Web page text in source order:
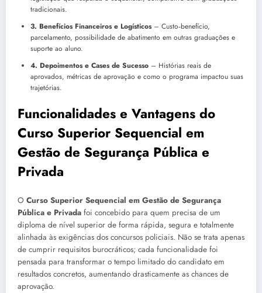
tradicionais.
3. Benefícios Financeiros e Logísticos– Custo‑benefício,
parcelamento, possibilidade de abatimento em outras graduações e
suporte ao aluno.
4. Depoimentos e Cases de Sucesso – Histórias reais de
aprovados, métricas de aprovação e como o programa impactou suas
trajetórias.
Funcionalidades e Vantagens do
Curso Superior Sequencial em
Gestão de Segurança Pública e
Privada
O Curso Superior Sequencial em Gestão de Segurança
Pública e Privada foi concebido para quem precisa de um
diploma de nível superior de forma rápida, segura e totalmente
alinhada às exigências dos concursos policiais. Não se trata apenas
de cumprir requisitos burocráticos; cada funcionalidade foi
pensada para transformar o tempo limitado do candidato em
resultados concretos, aumentando drasticamente as chances de
aprovação.